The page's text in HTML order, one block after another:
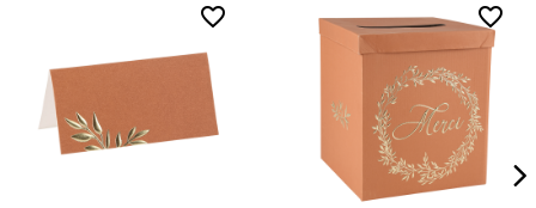
favorite_border favorite_border